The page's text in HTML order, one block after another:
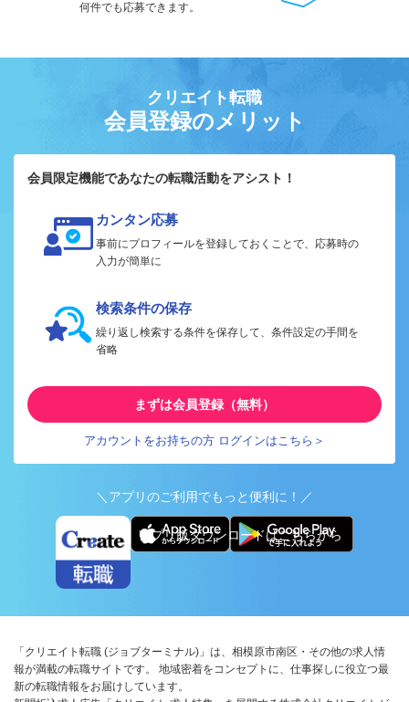
何件でも応募できます。
クリエイト転職
会員登録のメリット
会員限定機能であなたの転職活動をアシスト！
カンタン応募
事前にプロフィールを登録しておくことで、応募時の
入力が簡単に
検索条件の保存
繰り返し検索する条件を保存して、条件設定の手間を
省略
まずは会員登録（無料）
アカウントをお持ちの方 ログインはこちら＞
＼アプリのご利用でもっと便利に！／
アプリ版ダウンロードはこちらから
「クリエイト転職 (ジョブターミナル)」は、相模原市南区・その他の求人情
報が満載の転職サイトです。 地域密着をコンセプトに、仕事探しに役立つ最
新の転職情報をお届けしています。